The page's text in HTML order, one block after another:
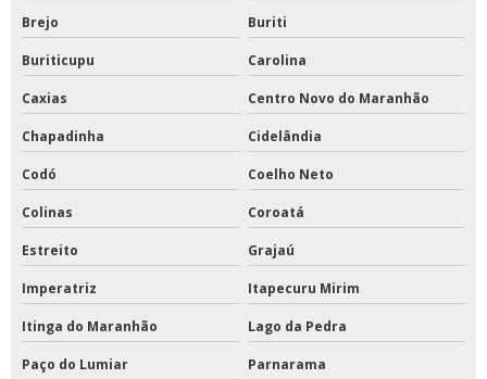
Brejo Buriti
Buriticupu Carolina
Caxias Centro Novo do Maranhão
Chapadinha Cidelândia
Codó Coelho Neto
Colinas Coroatá
Estreito Grajaú
Imperatriz Itapecuru Mirim
Itinga do Maranhão Lago da Pedra
Paço do Lumiar Parnarama